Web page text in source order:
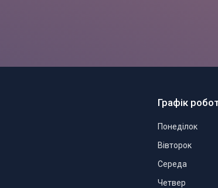
Графік
Понеділок
Вівторок
Середа
Четвер